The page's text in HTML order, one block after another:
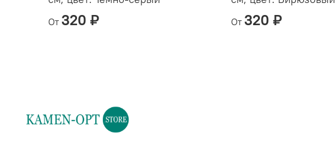
От 320 ₽ От 320 ₽